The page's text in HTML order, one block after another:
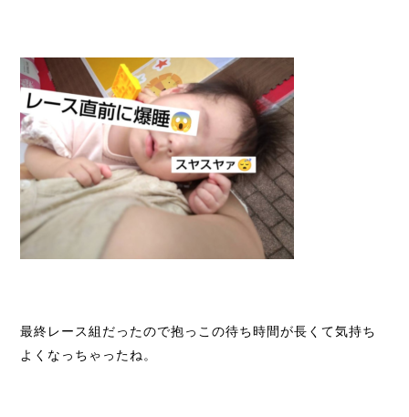
最終レース組だったので抱っこの待ち時間が長くて気持ち
よくなっちゃったね。